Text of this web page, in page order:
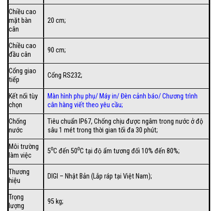
Chiều cao
mặt bàn
cân
20 cm;
Chiều cao
đầu cân
90 cm;
Cổng giao
tiếp
Cổng RS232;
Kết nối tùy
chọn
Màn hình phụ phụ/ Máy in/Đèn cảnh báo/Chương trình
cân hàng viết theo yêu cầu;
Chống
nước
Tiêu chuẩn IP67, Chống chịu được ngâm trong nước ở độ
sâu 1 mét trong thời gian tối đa 30 phút;
Môi trường
làm việc
5⁰C đến 50⁰C tại độ ẩm tương đối 10% đến 80%;
Thương
hiệu
DIGI – Nhật Bản (Lắp ráp tại Việt Nam);
Trọng
lượng
95 kg;